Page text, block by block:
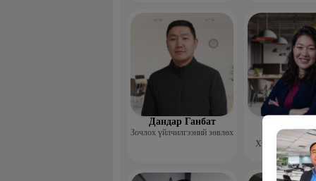
Дандар Ганбат
Зочлох үйлчилгээний зөвлөх
Хүний нөөцийн